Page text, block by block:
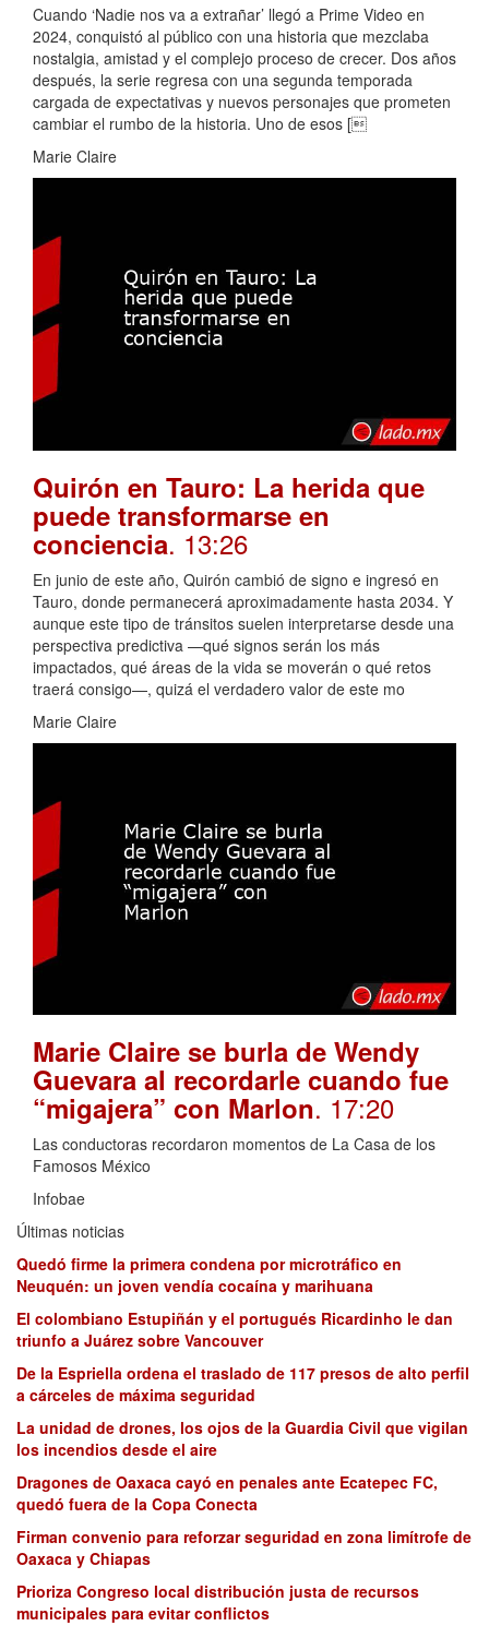
Cuando ‘Nadie nos va a extrañar’ llegó a Prime Video en
2024, conquistó al público con una historia que mezclaba
nostalgia, amistad y el complejo proceso de crecer. Dos años
después, la serie regresa con una segunda temporada
cargada de expectativas y nuevos personajes que prometen
cambiar el rumbo de la historia. Uno de esos [
Marie Claire
Quirón en Tauro: La herida que
puede transformarse en
conciencia. 13:26
En junio de este año, Quirón cambió de signo e ingresó en
Tauro, donde permanecerá aproximadamente hasta 2034. Y
aunque este tipo de tránsitos suelen interpretarse desde una
perspectiva predictiva —qué signos serán los más
impactados, qué áreas de la vida se moverán o qué retos
traerá consigo—, quizá el verdadero valor de este mo
Marie Claire
Marie Claire se burla de Wendy
Guevara al recordarle cuando fue
“migajera” con Marlon. 17:20
Las conductoras recordaron momentos de La Casa de los
Famosos México
Infobae
Últimas noticias
Quedó firme la primera condena por microtráfico en
Neuquén: un joven vendía cocaína y marihuana
El colombiano Estupiñán y el portugués Ricardinho le dan
triunfo a Juárez sobre Vancouver
De la Espriella ordena el traslado de 117 presos de alto perfil
a cárceles de máxima seguridad
La unidad de drones, los ojos de la Guardia Civil que vigilan
los incendios desde el aire
Dragones de Oaxaca cayó en penales ante Ecatepec FC,
quedó fuera de la Copa Conecta
Firman convenio para reforzar seguridad en zona limítrofe de
Oaxaca y Chiapas
Prioriza Congreso local distribución justa de recursos
municipales para evitar conflictos